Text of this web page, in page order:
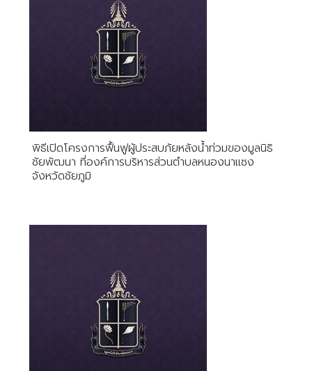
พิธีเปิดโครงการฟื้นฟูผู้ประสบภัยหลังน้ำท่วมของมูลนิธิ
ชัยพัฒนา ที่องค์การบริหารส่วนตำบลหนองนาแซง
จังหวัดชัยภูมิ